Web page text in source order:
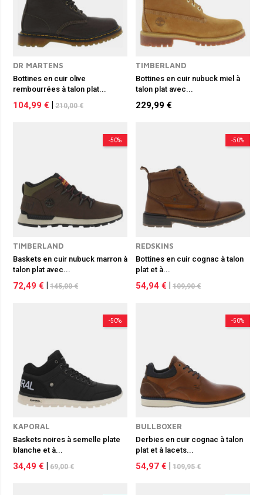
DR MARTENS
Bottines en cuir olive
rembourrées à talon plat...
104,99 € 210,00 €
TIMBERLAND
Bottines en cuir nubuck miel à
talon plat avec...
229,99 €
-50%
TIMBERLAND
Baskets en cuir nubuck marron à
talon plat avec...
72,49 € 145,00 €
-50%
REDSKINS
Bottines en cuir cognac à talon
plat et à...
54,94 € 109,90 €
-50%
KAPORAL
Baskets noires à semelle plate
blanche et à...
34,49 € 69,00 €
-50%
BULLBOXER
Derbies en cuir cognac à talon
plat et à lacets...
54,97 € 109,95 €